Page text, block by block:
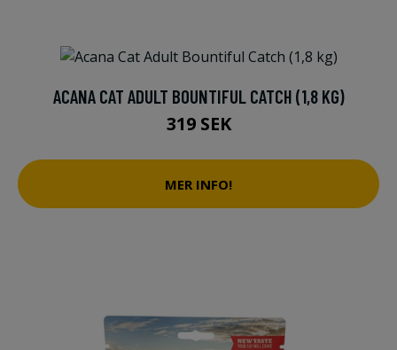
ACANA CAT ADULT BOUNTIFUL CATCH (1,8 KG)
319 SEK
MER INFO!